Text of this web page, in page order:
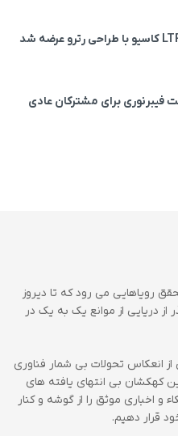
فیبرنوری برای مشترکان عادی
رویاهایی می رود که تا دیروز
دریایی از موانع یک به یک در
انعکاس تحولات بی شمار فناوری
کهکشان بی انتهای یافته های
و اخباری موثق را از گوشه و کنار
قرار دهیم.